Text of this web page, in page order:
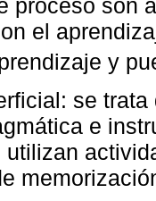
proceso son
el
y
se
e
utilizan